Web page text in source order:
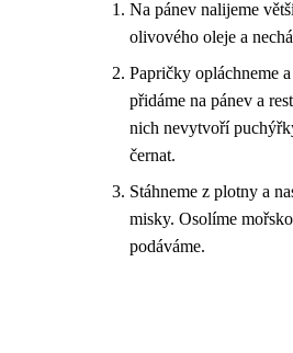
Na pánev nalijeme
olivového oleje a
Papričky opláchneme
přidáme na pánev a
nich nevytvoří
černat.
Stáhneme z plotny a
misky. Osolíme
podáváme.